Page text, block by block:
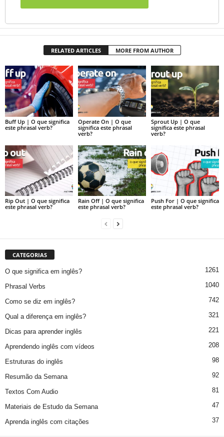
RELATED ARTICLES MORE FROM AUTHOR
Buff Up | O que significa
este phrasal verb?
Operate On | O que
significa este phrasal
verb?
Sprout Up | O que
significa este phrasal
verb?
Rip Out | O que significa
este phrasal verb?
Rain Off | O que significa
este phrasal verb?
Push For | O que significa
este phrasal verb?
CATEGORIAS
O que significa em inglês? 1261
Phrasal Verbs 1040
Como se diz em inglês? 742
Qual a diferença em inglês? 321
Dicas para aprender inglês 221
Aprendendo inglês com vídeos 208
Estruturas do inglês 98
Resumão da Semana 92
Textos Com Audio 81
Materiais de Estudo da Semana 47
Aprenda inglês com citações 37